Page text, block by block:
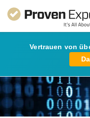
Vertrauen von